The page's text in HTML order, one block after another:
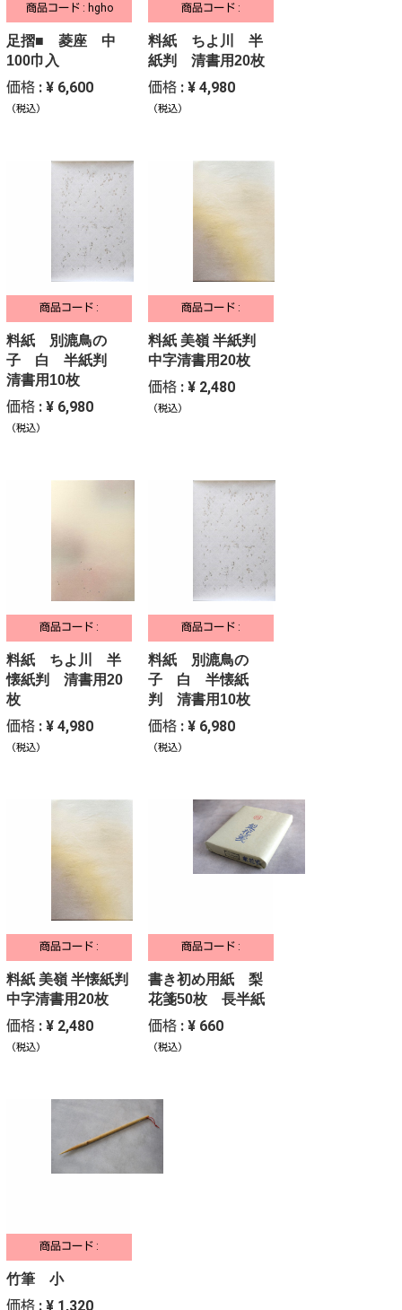
商品コード : hgho
足摺■ 菱座 中
100巾入
価格 : ¥ 6,600
（税込）
商品コード :
料紙 ちよ川 半
紙判 清書用20枚
価格 : ¥ 4,980
（税込）
商品コード :
料紙 別漉鳥の
子 白 半紙判
清書用10枚
価格 : ¥ 6,980
（税込）
商品コード :
料紙 美嶺 半紙判
中字清書用20枚
価格 : ¥ 2,480
（税込）
商品コード :
料紙 ちよ川 半
懐紙判 清書用20
枚
価格 : ¥ 4,980
（税込）
商品コード :
料紙 別漉鳥の
子 白 半懐紙
判 清書用10枚
価格 : ¥ 6,980
（税込）
商品コード :
料紙 美嶺 半懐紙判
中字清書用20枚
価格 : ¥ 2,480
（税込）
商品コード :
書き初め用紙 梨
花箋50枚 長半紙
価格 : ¥ 660
（税込）
商品コード :
竹筆 小
価格 : ¥ 1,320